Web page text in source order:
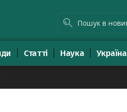
Статті Наука Україна